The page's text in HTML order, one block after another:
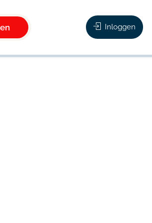
Inloggen